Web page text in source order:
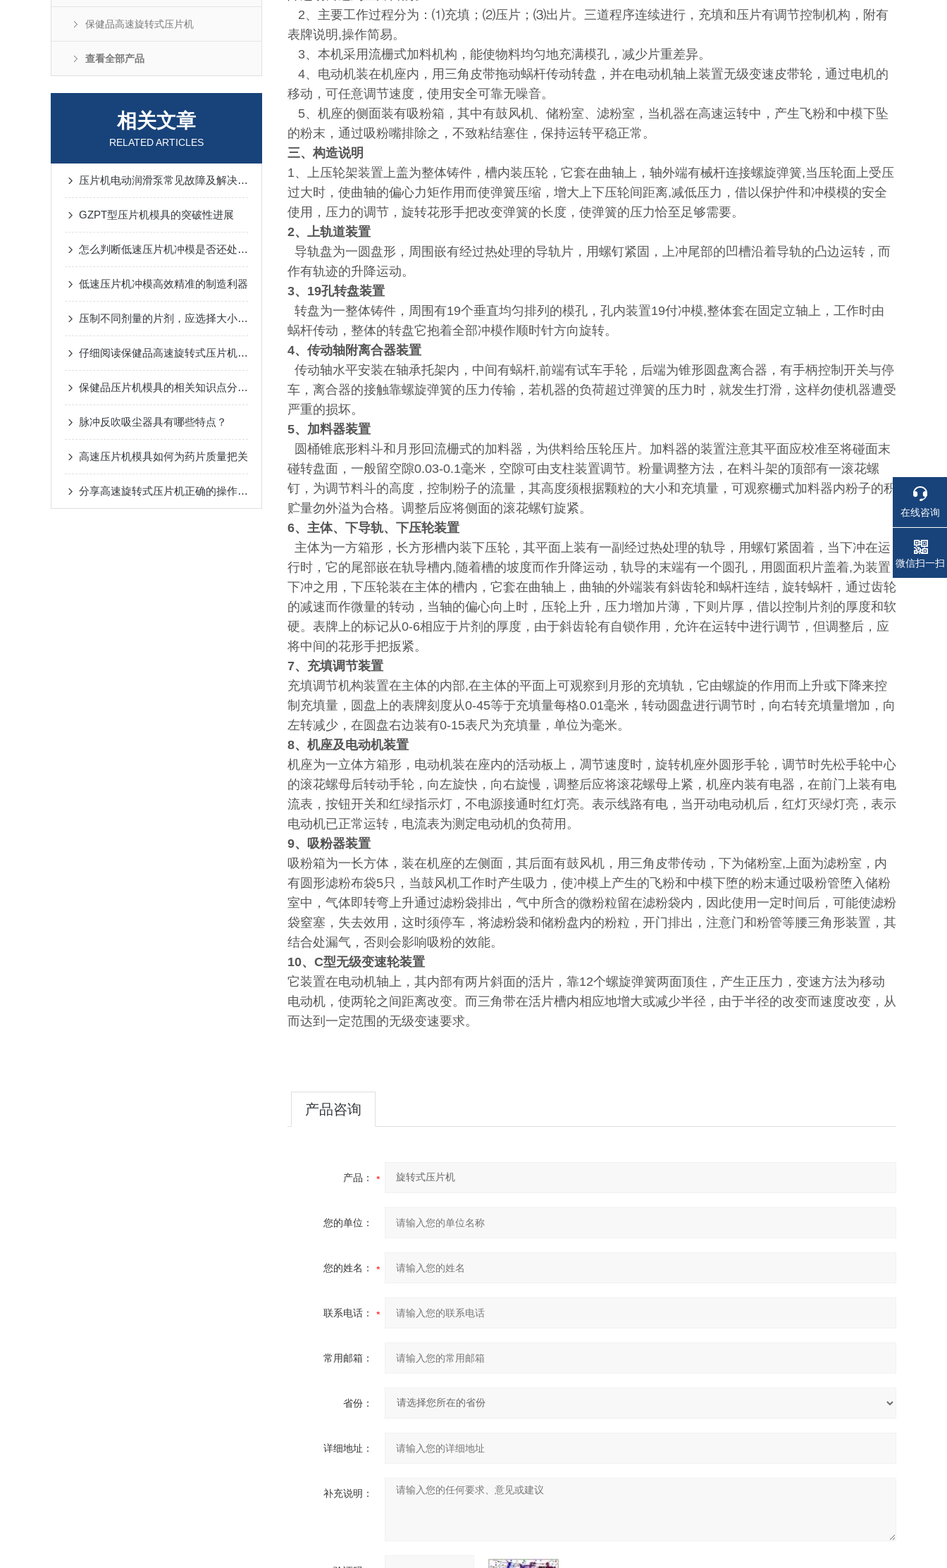
保健品高速旋转式压片机
查看全部产品
相关文章
RELATED ARTICLES
压片机电动润滑泵常见故障及解决方案
GZPT型压片机模具的突破性进展
怎么判断低速压片机冲模是否还处在合格状态
低速压片机冲模高效精准的制造利器
压制不同剂量的片剂，应选择大小适宜的低速压片机冲模
仔细阅读保健品高速旋转式压片机的使用说明
保健品压片机模具的相关知识点分享给大家
脉冲反吹吸尘器具有哪些特点？
高速压片机模具如何为药片质量把关
分享高速旋转式压片机正确的操作步骤及注意事项
2、主要工作过程分为：⑴充填；⑵压片；⑶出片。三道程序连续进行，充填和压片有调节控制机构，附有
表牌说明,操作简易。
3、本机采用流栅式加料机构，能使物料均匀地充满模孔，减少片重差异。
4、电动机装在机座内，用三角皮带拖动蜗杆传动转盘，并在电动机轴上装置无级变速皮带轮，通过电机的
移动，可任意调节速度，使用安全可靠无噪音。
5、机座的侧面装有吸粉箱，其中有鼓风机、储粉室、滤粉室，当机器在高速运转中，产生飞粉和中模下坠
的粉末，通过吸粉嘴排除之，不致粘结塞住，保持运转平稳正常。
三、构造说明
1、上压轮架装置上盖为整体铸件，槽内装压轮，它套在曲轴上，轴外端有械杆连接螺旋弹簧,当压轮面上受压
过大时，使曲轴的偏心力矩作用而使弹簧压缩，增大上下压轮间距离,减低压力，借以保护件和冲模模的安全
使用，压力的调节，旋转花形手把改变弹簧的长度，使弹簧的压力恰至足够需要。
2、上轨道装置
导轨盘为一圆盘形，周围嵌有经过热处理的导轨片，用螺钉紧固，上冲尾部的凹槽沿着导轨的凸边运转，而
作有轨迹的升降运动。
3、19孔转盘装置
转盘为一整体铸件，周围有19个垂直均匀排列的模孔，孔内装置19付冲模,整体套在固定立轴上，工作时由
蜗杆传动，整体的转盘它抱着全部冲模作顺时针方向旋转。
4、传动轴附离合器装置
传动轴水平安装在轴承托架内，中间有蜗杆,前端有试车手轮，后端为锥形圆盘离合器，有手柄控制开关与停
车，离合器的接触靠螺旋弹簧的压力传输，若机器的负荷超过弹簧的压力时，就发生打滑，这样勿使机器遭受
严重的损坏。
5、加料器装置
圆桶锥底形料斗和月形回流栅式的加料器，为供料给压轮压片。加料器的装置注意其平面应校准至将碰面末
碰转盘面，一般留空隙0.03-0.1毫米，空隙可由支柱装置调节。粉量调整方法，在料斗架的顶部有一滚花螺
钉，为调节料斗的高度，控制粉子的流量，其高度须根据颗粒的大小和充填量，可观察栅式加料器内粉子的积
贮量勿外溢为合格。调整后应将侧面的滚花螺钉旋紧。
6、主体、下导轨、下压轮装置
主体为一方箱形，长方形槽内装下压轮，其平面上装有一副经过热处理的轨导，用螺钉紧固着，当下冲在运
行时，它的尾部嵌在轨导槽内,随着槽的坡度而作升降运动，轨导的末端有一个圆孔，用圆面积片盖着,为装置
下冲之用，下压轮装在主体的槽内，它套在曲轴上，曲轴的外端装有斜齿轮和蜗杆连结，旋转蜗杆，通过齿轮
的减速而作微量的转动，当轴的偏心向上时，压轮上升，压力增加片薄，下则片厚，借以控制片剂的厚度和软
硬。表牌上的标记从0-6相应于片剂的厚度，由于斜齿轮有自锁作用，允许在运转中进行调节，但调整后，应
将中间的花形手把扳紧。
7、充填调节装置
充填调节机构装置在主体的内部,在主体的平面上可观察到月形的充填轨，它由螺旋的作用而上升或下降来控
制充填量，圆盘上的表牌刻度从0-45等于充填量每格0.01毫米，转动圆盘进行调节时，向右转充填量增加，向
左转减少，在圆盘右边装有0-15表尺为充填量，单位为毫米。
8、机座及电动机装置
机座为一立体方箱形，电动机装在座内的活动板上，凋节速度时，旋转机座外圆形手轮，调节时先松手轮中心
的滚花螺母后转动手轮，向左旋快，向右旋慢，调整后应将滚花螺母上紧，机座内装有电器，在前门上装有电
流表，按钮开关和红绿指示灯，不电源接通时红灯亮。表示线路有电，当开动电动机后，红灯灭绿灯亮，表示
电动机已正常运转，电流表为测定电动机的负荷用。
9、吸粉器装置
吸粉箱为一长方体，装在机座的左侧面，其后面有鼓风机，用三角皮带传动，下为储粉室,上面为滤粉室，内
有圆形滤粉布袋5只，当鼓风机工作时产生吸力，使冲模上产生的飞粉和中模下堕的粉末通过吸粉管堕入储粉
室中，气体即转弯上升通过滤粉袋排出，气中所含的微粉粒留在滤粉袋内，因此使用一定时间后，可能使滤粉
袋窒塞，失去效用，这时须停车，将滤粉袋和储粉盘内的粉粒，开门排出，注意门和粉管等腰三角形装置，其
结合处漏气，否则会影响吸粉的效能。
10、C型无级变速轮装置
它装置在电动机轴上，其内部有两片斜面的活片，靠12个螺旋弹簧两面顶住，产生正压力，变速方法为移动
电动机，使两轮之间距离改变。而三角带在活片槽内相应地增大或减少半径，由于半径的改变而速度改变，从
而达到一定范围的无级变速要求。
产品咨询
产品：
您的单位：
您的姓名：
联系电话：
常用邮箱：
省份：
详细地址：
补充说明：
在线咨询
电话
电话
微信扫一扫